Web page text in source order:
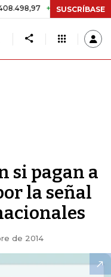
+$ 8.753,81 +2,19%
SUSCRÍBASE
si pagan a
la señal
de 2014